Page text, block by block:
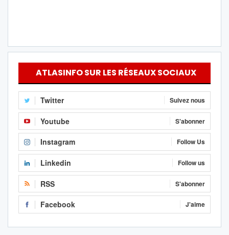
ATLASINFO SUR LES RÉSEAUX SOCIAUX
Twitter Suivez nous
Youtube S'abonner
Instagram Follow Us
Linkedin Follow us
RSS S'abonner
Facebook J'aime